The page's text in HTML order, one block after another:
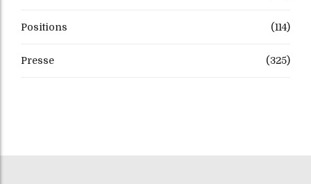
Positions (114)
Presse (325)